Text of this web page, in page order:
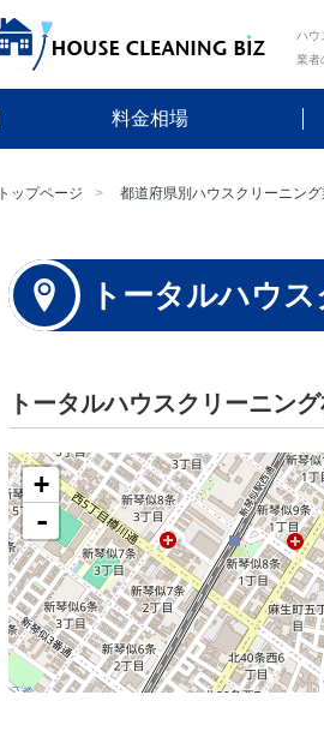
ハウ
業者
料金相場
トップページ 都道府県別ハウスクリーニン
トータルハウ
トータルハウスクリーニン
+
-